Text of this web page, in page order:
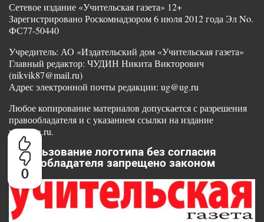
0
Сетевое издание «Учительская газета» 12+
Зарегистрировано Роскомнадзором 6 июля 2012 года Эл No.
ФС77-50440
Учредитель: АО «Издательский дом «Учительская газета»
Главный редактор: ЧУДИН Никита Викторович
(nikvik87@mail.ru)
Адрес электронной почты редакции: ug@ug.ru
Любое копирование материалов допускается с разрешения
правообладателя и с указанием ссылки на издание
www.ug.ru.
Использование логотипа без согласия
правообладателя запрещено законом